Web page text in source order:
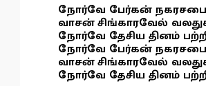
நோர்வே பேர்கன் நகரசபை
வாசன் சிங்காரவேல்
நோர்வே தேசிய தினம்
நோர்வே பேர்கன் நகரசபை
வாசன் சிங்காரவேல்
நோர்வே தேசிய தினம்